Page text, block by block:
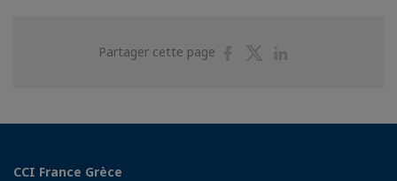
Partager cette page
PartagerPartager
CCI France Grèce